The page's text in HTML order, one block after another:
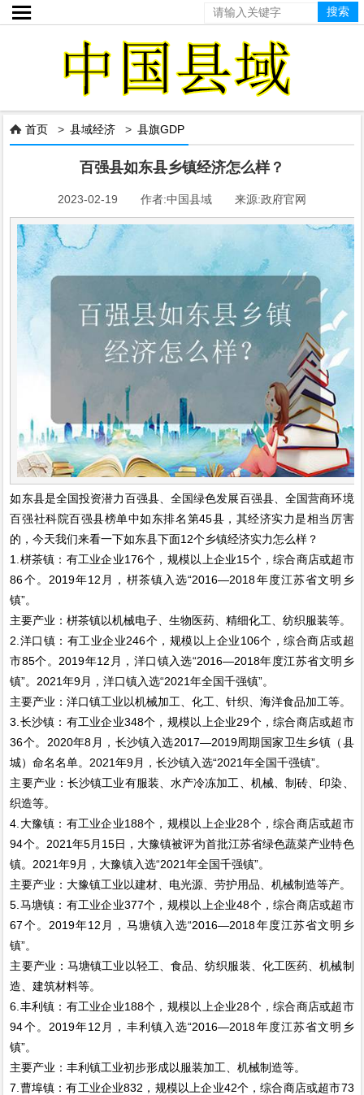

 首页 >县域经济 >县旗GDP
百强县如东县乡镇经济怎么样？
2023-02-19 作者:中国县域 来源:政府官网
如东县是全国投资潜力百强县、全国绿色发展百强县、全国营商环境
百强社科院百强县榜单中如东排名第45县，其经济实力是相当厉害
的，今天我们来看一下如东县下面12个乡镇经济实力怎么样？
1.栟茶镇：有工业企业176个，规模以上企业15个，综合商店或超市
86个。2019年12月，栟茶镇入选“2016—2018年度江苏省文明乡
镇”。
主要产业：栟茶镇以机械电子、生物医药、精细化工、纺织服装等。
2.洋口镇：有工业企业246个，规模以上企业106个，综合商店或超
市85个。2019年12月，洋口镇入选“2016—2018年度江苏省文明乡
镇”。2021年9月，洋口镇入选“2021年全国千强镇”。
主要产业：洋口镇工业以机械加工、化工、针织、海洋食品加工等。
3.长沙镇：有工业企业348个，规模以上企业29个，综合商店或超市
36个。2020年8月，长沙镇入选2017—2019周期国家卫生乡镇（县
城）命名名单。2021年9月，长沙镇入选“2021年全国千强镇”。
主要产业：长沙镇工业有服装、水产冷冻加工、机械、制砖、印染、
织造等。
4.大豫镇：有工业企业188个，规模以上企业28个，综合商店或超市
94个。2021年5月15日，大豫镇被评为首批江苏省绿色蔬菜产业特色
镇。2021年9月，大豫镇入选“2021年全国千强镇”。
主要产业：大豫镇工业以建材、电光源、劳护用品、机械制造等产。
5.马塘镇：有工业企业377个，规模以上企业48个，综合商店或超市
67个。2019年12月，马塘镇入选“2016—2018年度江苏省文明乡
镇”。
主要产业：马塘镇工业以轻工、食品、纺织服装、化工医药、机械制
造、建筑材料等。
6.丰利镇：有工业企业188个，规模以上企业28个，综合商店或超市
94个。2019年12月，丰利镇入选“2016—2018年度江苏省文明乡
镇”。
主要产业：丰利镇工业初步形成以服装加工、机械制造等。
7.曹埠镇：有工业企业832，规模以上企业42个，综合商店或超市73